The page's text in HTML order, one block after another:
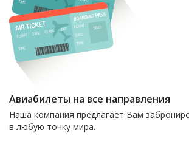
Авиабилеты на все направления
Наша компания предлагает Вам
в любую точку мира.